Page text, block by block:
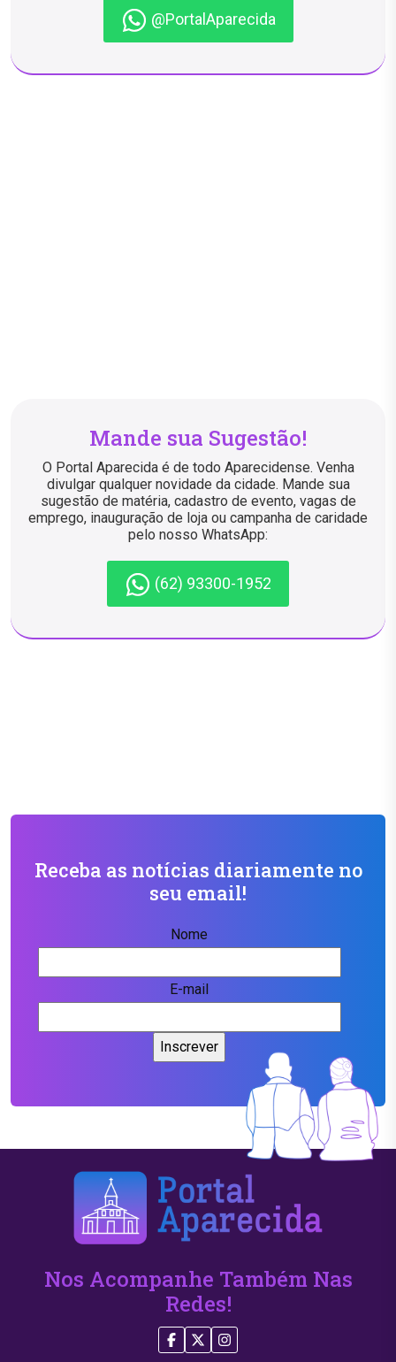
@PortalAparecida
Mande sua Sugestão!
O Portal Aparecida é de todo Aparecidense. Venha
divulgar qualquer novidade da cidade. Mande sua
sugestão de matéria, cadastro de evento, vagas de
emprego, inauguração de loja ou campanha de caridade
pelo nosso WhatsApp:
(62) 93300-1952
Receba as notícias diariamente no
seu email!
Nome
E-mail
Nos Acompanhe Também Nas
Redes!